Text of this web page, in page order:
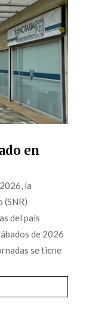
en
la
(SNR)
del país
de 2026
se tiene